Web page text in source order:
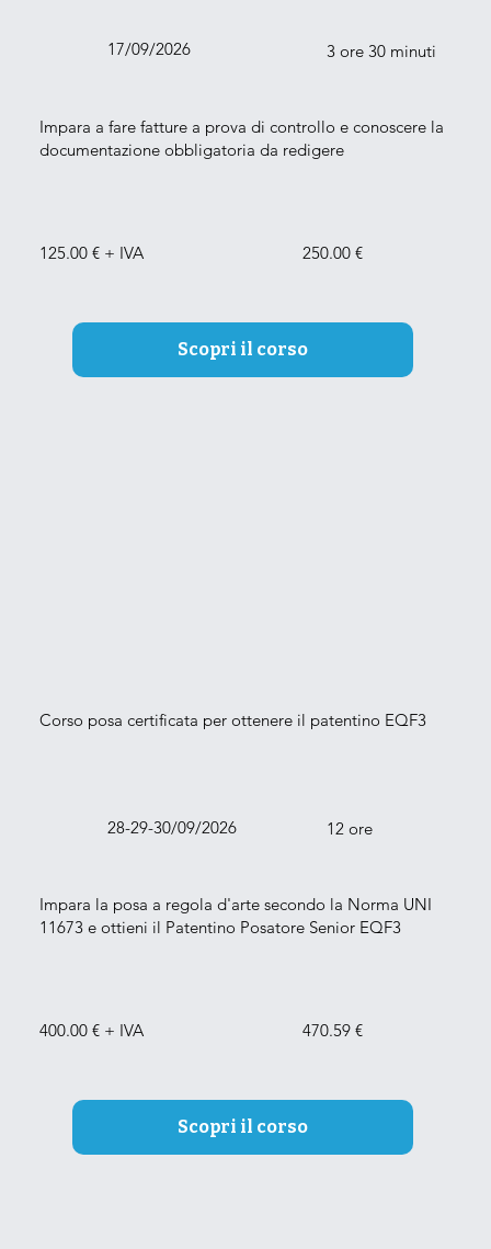
17/09/2026 3 ore 30 minuti
Impara a fare fatture a prova di controllo e conoscere la
documentazione obbligatoria da redigere
125.00 € + IVA 250.00 €
Scopri il corso
Corso posa certificata per ottenere il patentino EQF3
28-29-30/09/2026 12 ore
Impara la posa a regola d'arte secondo la Norma UNI
11673 e ottieni il Patentino Posatore Senior EQF3
400.00 € + IVA 470.59 €
Scopri il corso